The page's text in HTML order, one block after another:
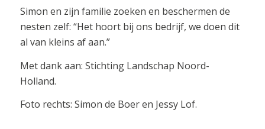
Simon en zijn familie zoeken en beschermen de
nesten zelf: “Het hoort bij ons bedrijf, we doen dit
al van kleins af aan.”
Met dank aan: Stichting Landschap Noord-
Holland.
Foto rechts: Simon de Boer en Jessy Lof.